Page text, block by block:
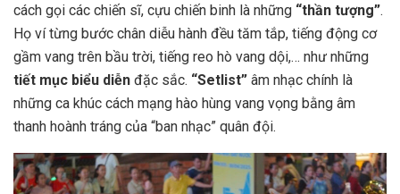
cách gọi các chiến sĩ, cựu chiến binh là những “thần tượng”.
Họ ví từng bước chân diễu hành đều tăm tắp, tiếng động cơ
gầm vang trên bầu trời, tiếng reo hò vang dội,… như những
tiết mục biểu diễn đặc sắc. “Setlist” âm nhạc chính là
những ca khúc cách mạng hào hùng vang vọng bằng âm
thanh hoành tráng của “ban nhạc” quân đội.